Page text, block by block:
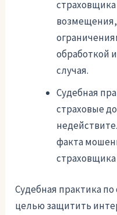
страховщика
обработкой
случая.
Судебная
страховые
факта
страховщика
Судебная практика
целью защитить